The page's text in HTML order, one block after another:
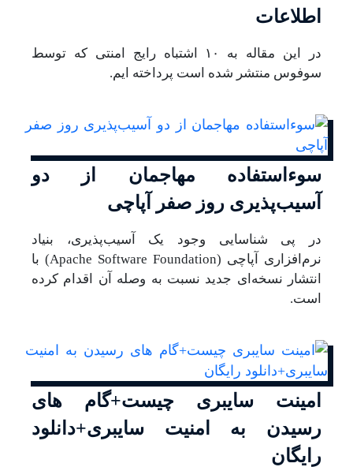
اطلاعات
در این مقاله به ۱۰ اشتباه رایج امنتی که توسط
سوفوس منتشر شده است پرداخته ایم.
سوءاستفاده مهاجمان از دو
آسیب‌پذیری روز صفر آپاچی
در پی شناسایی وجود یک آسیب‌پذیری، بنیاد
نرم‌افزاری آپاچی (Apache Software Foundation) با
انتشار نسخه‌ای جدید نسبت به وصله آن اقدام کرده
است.
امینت سایبری چیست+گام های
رسیدن به امنیت سایبری+دانلود
رایگان